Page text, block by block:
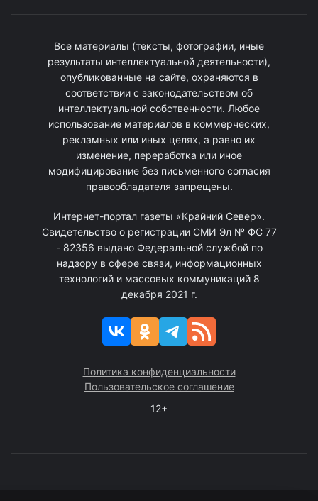
Все материалы (тексты, фотографии, иные
результаты интеллектуальной деятельности),
опубликованные на сайте, охраняются в
соответствии с законодательством об
интеллектуальной собственности. Любое
использование материалов в коммерческих,
рекламных или иных целях, а равно их
изменение, переработка или иное
модифицирование без письменного согласия
правообладателя запрещены.
Интернет-портал газеты «Крайний Север».
Свидетельство о регистрации СМИ Эл № ФС 77
- 82356 выдано Федеральной службой по
надзору в сфере связи, информационных
технологий и массовых коммуникаций 8
декабря 2021 г.
Политика конфиденциальности
Пользовательское соглашение
12+